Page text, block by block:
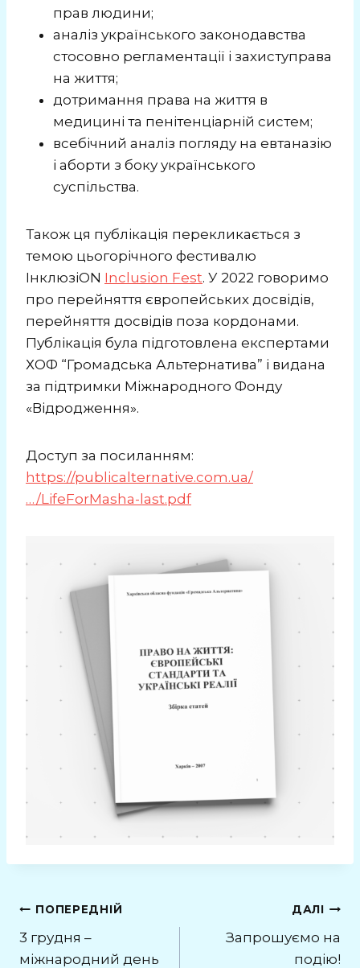
прав людини;
аналіз українського законодавства
стосовно регламентації і захиступрава
на життя;
дотримання права на життя в
медицині та пенітенціарній систем;
всебічний аналіз погляду на евтаназію
і аборти з боку українського
суспільства.
Також ця публікація перекликається з
темою цьогорічного фестивалю
ІнклюзіON Inclusion Fest. У 2022 говоримо
про перейняття європейських досвідів,
перейняття досвідів поза кордонами.
Публікація була підготовлена експертами
ХОФ “Громадська Альтернатива” і видана
за підтримки Міжнародного Фонду
«Відродження».
Доступ за посиланням:
https://publicalternative.com.ua/
…/LifeForMasha-last.pdf
Навігація
записів
ПОПЕРЕДНІЙ
3 грудня –
міжнародний день
ДАЛІ
Запрошуємо на
подію!